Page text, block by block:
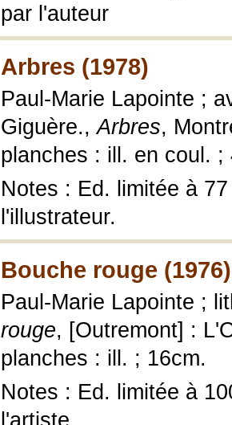
par l'auteur
Arbres (1978)
Paul-Marie Lapointe ;
Giguère.,Arbres,
planches : ill. en coul. ;
Notes : Ed. limitée à
l'illustrateur.
Bouche rouge (1976)
Paul-Marie Lapointe ;
rouge, [Outremont] :
planches : ill. ; 16cm.
Notes : Ed. limitée à
l'artiste